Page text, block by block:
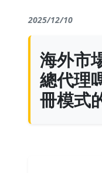
2025/12/10
海外市
總代理
冊模式